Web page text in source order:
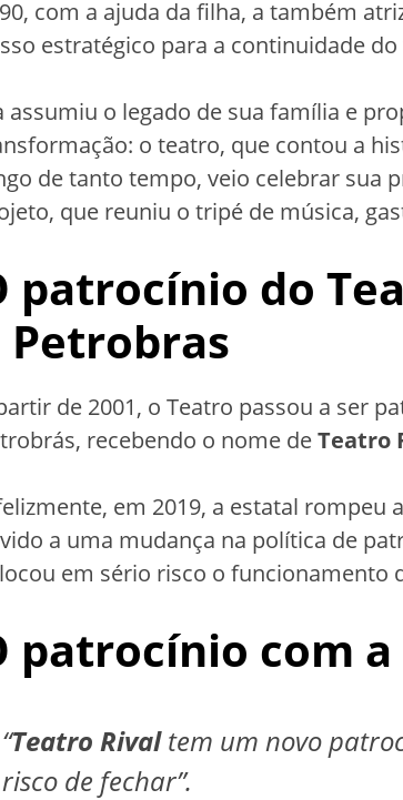
com a ajuda da filha, a também
estratégico para a continuidade
assumiu o legado de sua família e
o teatro, que contou a
de tanto tempo, veio celebrar sua
que reuniu o tripé de música,
patrocínio do
Petrobras
de 2001, o Teatro passou a ser
recebendo o nome deTeatro
em 2019, a estatal rompeu
a uma mudança na política de
em sério risco o funcionamento
patrocínio com
“Teatro Rivaltem um novo
risco de fechar”.